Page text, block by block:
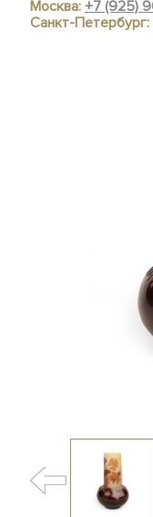
Москва:+7 (925)
Санкт-Петербург: